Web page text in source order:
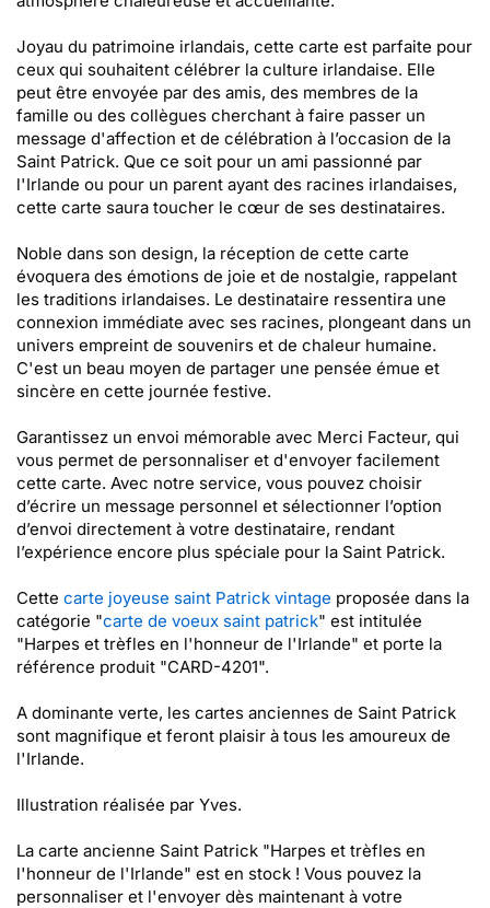
Joyau du patrimoine irlandais, cette carte est parfaite pour
ceux qui souhaitent célébrer la culture irlandaise. Elle
peut être envoyée par des amis, des membres de la
famille ou des collègues cherchant à faire passer un
message d'affection et de célébration à l’occasion de la
Saint Patrick. Que ce soit pour un ami passionné par
l'Irlande ou pour un parent ayant des racines irlandaises,
cette carte saura toucher le cœur de ses destinataires.
Noble dans son design, la réception de cette carte
évoquera des émotions de joie et de nostalgie, rappelant
les traditions irlandaises. Le destinataire ressentira une
connexion immédiate avec ses racines, plongeant dans un
univers empreint de souvenirs et de chaleur humaine.
C'est un beau moyen de partager une pensée émue et
sincère en cette journée festive.
Garantissez un envoi mémorable avec Merci Facteur, qui
vous permet de personnaliser et d'envoyer facilement
cette carte. Avec notre service, vous pouvez choisir
d’écrire un message personnel et sélectionner l’option
d’envoi directement à votre destinataire, rendant
l’expérience encore plus spéciale pour la Saint Patrick.
Cette carte joyeuse saint Patrick vintage proposée dans la
catégorie "carte de voeux saint patrick" est intitulée
"Harpes et trèfles en l'honneur de l'Irlande" et porte la
référence produit "CARD-4201".
A dominante verte, les cartes anciennes de Saint Patrick
sont magnifique et feront plaisir à tous les amoureux de
l'Irlande.
Illustration réalisée par Yves.
La carte ancienne Saint Patrick "Harpes et trèfles en
l'honneur de l'Irlande" est en stock ! Vous pouvez la
personnaliser et l'envoyer dès maintenant à votre